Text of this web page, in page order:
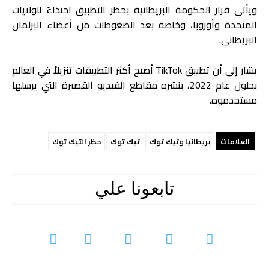
ويأتي قرار الحكومة البريطانية بحظر التطبيق احتذاءً للولايات
المتحدة وأوروبا، وخاصة بعد الضغوطات من أعضاء البرلمان
البريطاني.
يشار إلى أن تطبيق TikTok أصبح أكثر التطبيقات تنزيلاً في العالم
بحلول عام 2022، بنشره مقاطع الفيديو القصيرة التي يرسلها
مستخدموه.
العلامات بريطانيا وتيك توك تيك توك حظر التيك توك
تابعونا علي